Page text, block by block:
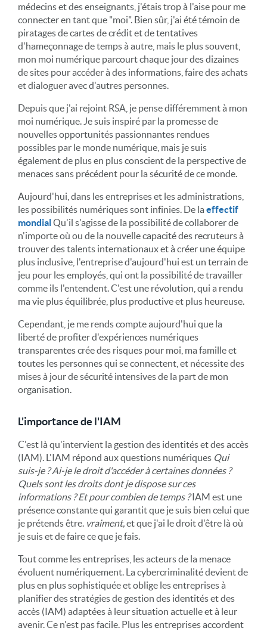
médecins et des enseignants, j'étais trop à l'aise pour me
connecter en tant que "moi". Bien sûr, j'ai été témoin de
piratages de cartes de crédit et de tentatives
d'hameçonnage de temps à autre, mais le plus souvent,
mon moi numérique parcourt chaque jour des dizaines
de sites pour accéder à des informations, faire des achats
et dialoguer avec d'autres personnes.
Depuis que j'ai rejoint RSA, je pense différemment à mon
moi numérique. Je suis inspiré par la promesse de
nouvelles opportunités passionnantes rendues
possibles par le monde numérique, mais je suis
également de plus en plus conscient de la perspective de
menaces sans précédent pour la sécurité de ce monde.
Aujourd'hui, dans les entreprises et les administrations,
les possibilités numériques sont infinies. De la effectif
mondialQu'il s'agisse de la possibilité de collaborer de
n'importe où ou de la nouvelle capacité des recruteurs à
trouver des talents internationaux et à créer une équipe
plus inclusive, l'entreprise d'aujourd'hui est un terrain de
jeu pour les employés, qui ont la possibilité de travailler
comme ils l'entendent. C'est une révolution, qui a rendu
ma vie plus équilibrée, plus productive et plus heureuse.
Cependant, je me rends compte aujourd'hui que la
liberté de profiter d'expériences numériques
transparentes crée des risques pour moi, ma famille et
toutes les personnes qui se connectent, et nécessite des
mises à jour de sécurité intensives de la part de mon
organisation.
L'importance de l'IAM
C'est là qu'intervient la gestion des identités et des accès
(IAM). L'IAM répond aux questions numériques Qui
suis-je ? Ai-je le droit d'accéder à certaines données ?
Quels sont les droits dont je dispose sur ces
informations ? Et pour combien de temps ?IAM est une
présence constante qui garantit que je suis bien celui que
je prétends être. vraiment, et que j'ai le droit d'être là où
je suis et de faire ce que je fais.
Tout comme les entreprises, les acteurs de la menace
évoluent numériquement. La cybercriminalité devient de
plus en plus sophistiquée et oblige les entreprises à
planifier des stratégies de gestion des identités et des
accès (IAM) adaptées à leur situation actuelle et à leur
avenir. Ce n'est pas facile. Plus les entreprises accordent